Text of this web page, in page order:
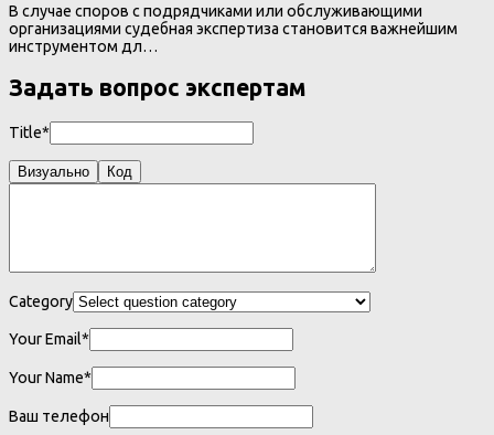
В случае споров с подрядчиками или обслуживающими
организациями судебная экспертиза становится важнейшим
инструментом дл…
Задать вопрос экспертам
Title*
Визуально Код
Category
Your Email*
Your Name*
Ваш телефон